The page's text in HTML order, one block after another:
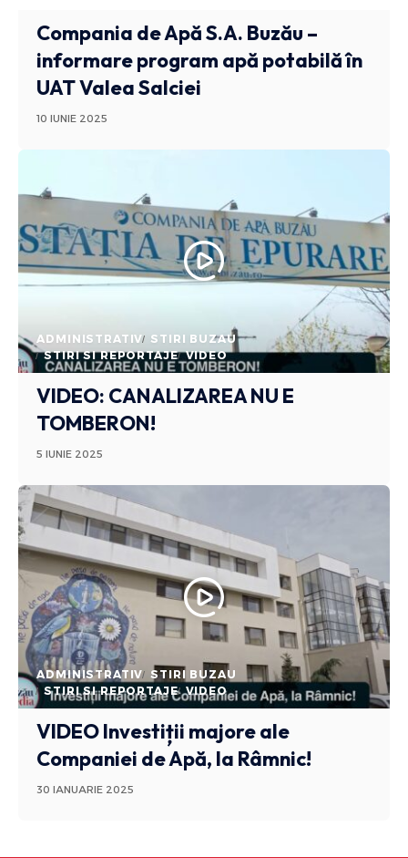
Compania de Apă S.A. Buzău –
informare program apă potabilă în
UAT Valea Salciei
10 IUNIE 2025
ADMINISTRATIV STIRI BUZAU
STIRI SI REPORTAJE VIDEO
VIDEO: CANALIZAREA NU E
TOMBERON!
5 IUNIE 2025
ADMINISTRATIV STIRI BUZAU
STIRI SI REPORTAJE VIDEO
VIDEO Investiții majore ale
Companiei de Apă, la Râmnic!
30 IANUARIE 2025